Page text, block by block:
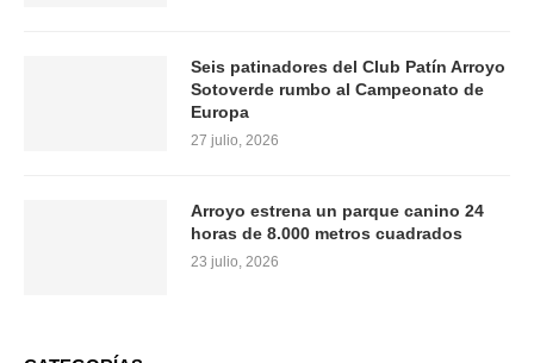
Seis patinadores del Club Patín Arroyo
Sotoverde rumbo al Campeonato de
Europa
27 julio, 2026
Arroyo estrena un parque canino 24
horas de 8.000 metros cuadrados
23 julio, 2026